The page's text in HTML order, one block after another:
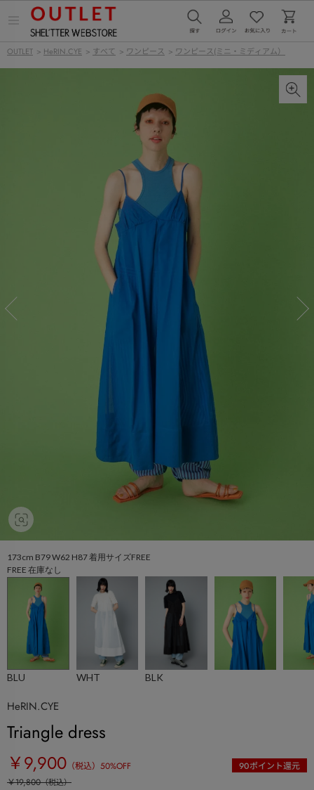
ー
を
OUTLET > HeRIN.CYE > すべて > ワンピース > ワンピース(ミニ・ミディアム）
173cm B79 W62 H87 着用サイズFREE
FREE 在庫なし
BLU WHT BLK
HeRIN.CYE
Triangle dress
￥9,900 （税込） 50%OFF 90ポイント還元
￥19,800（税込）